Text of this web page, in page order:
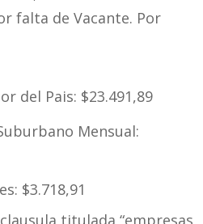
falta de Vacante. Por
del Pais: $23.491,89
Mensual:
$3.718,91
titulada “empresas